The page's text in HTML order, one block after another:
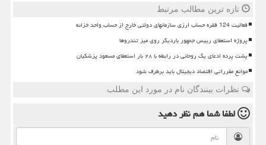
تازه ترین مطالب مرتبط
فعالیت 124 فقره حساب ارزی سازمانهای دولتی خارج از حساب واحد خزانه
پروژه استعفای رییس جمهور باردیگر روی میز تندروها
پشت پرده ادعای یک روحانی در رابطه با ۲۸ بار استعفای مسعود پزشکیان
موانع مقرراتی اقتصاد دیجیتال باید برطرف شود
نظرات بینندگان نام در مورد این مطلب
لطفا شما همنظر دهید